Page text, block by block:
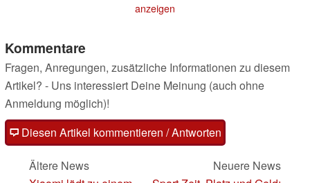
anzeigen
Kommentare
Fragen, Anregungen, zusätzliche Informationen zu diesem
Artikel? - Uns interessiert Deine Meinung (auch ohne
Anmeldung möglich)!
Diesen Artikel kommentieren / Antworten
Ältere News
Neuere News